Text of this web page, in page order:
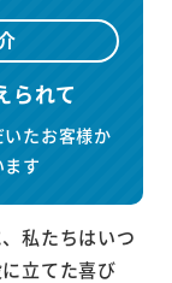
られて
たお客様か
す
私たちはいつ
立てた喜び